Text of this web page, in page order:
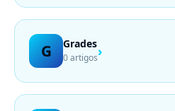
G Grades
0 artigos›